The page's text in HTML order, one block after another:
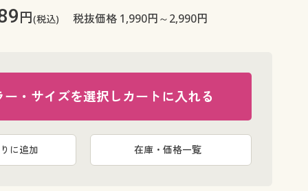
円(税込) 税抜価格 1,990円～2,990円
ー・サイズを選択しカートに入れる
に追加 在庫・価格一覧